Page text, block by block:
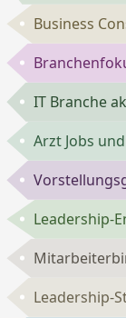
Business
IT Branche
Arzt Jobs
Leadership-
Leadership-